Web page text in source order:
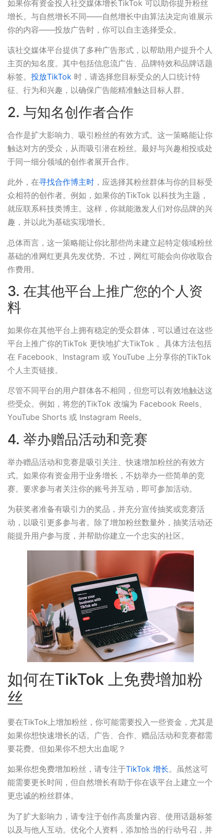
如果你有资金投入社交媒体增长TikTok 可以助你提升粉丝
增长。与自然增长不同——自然增长中由算法决定向谁展示
你的内容——投放广告时，你可以自主选择受众。
该社交媒体平台提供了多种广告形式，以帮助用户提升个人
主页的知名度。其中包括信息流广告、品牌特效和品牌话题
标签。 投放TikTok 时，请选择您目标受众的人口统计特
征、行为和兴趣，以确保广告能精准触达目标人群。
2. 与知名创作者合作
合作是扩大影响力、吸引粉丝的有效方式。这一策略能让你
触达对方的受众，从而吸引潜在粉丝。最好与兴趣相投或处
于同一细分领域的创作者展开合作。
此外，在寻找合作博主时 ，应选择其粉丝群体与你的目标受
众相符的创作者。例如，如果你的TikTok 以科技为主题，
就应联系科技类博主。这样，你就能激发人们对你品牌的兴
趣，并以此为基础实现增长。
总体而言，这一策略能让你比那些尚未建立起特定领域粉丝
基础的准网红更具先发优势。不过，网红可能会向你收取合
作费用。
3. 在其他平台上推广您的个人资
料
如果你在其他平台上拥有稳定的受众群体，可以通过在这些
平台上推广你的TikTok 更快地扩大TikTok 。具体方法包括
在 Facebook、Instagram 或 YouTube 上分享你的TikTok
个人主页链接。
尽管不同平台的用户群体各不相同，但您可以有效地触达这
些受众。例如，将您的TikTok 改编为 Facebook Reels、
YouTube Shorts 或 Instagram Reels。
4. 举办赠品活动和竞赛
举办赠品活动和竞赛是吸引关注、快速增加粉丝的有效方
式。如果你有资金用于业务增长，不妨举办一些简单的竞
赛。要求参与者关注你的账号并互动，即可参加活动。
为获奖者准备有吸引力的奖品，并充分宣传抽奖或竞赛活
动，以吸引更多参与者。除了增加粉丝数量外，抽奖活动还
能提升用户参与度，并帮助你建立一个忠实的社区。
如何在TikTok 上免费增加粉
丝
要在TikTok上增加粉丝，你可能需要投入一些资金，尤其是
如果你想快速增长的话。广告、合作、赠品活动和竞赛都需
要花费。但如果你不想大出血呢？
如果你想免费增加粉丝，请专注于TikTok 增长。虽然这可
能需要更长时间，但自然增长有助于你在该平台上建立一个
更忠诚的粉丝群体。
为了扩大影响力，请专注于创作高质量内容、使用话题标签
以及与他人互动。优化个人资料，添加恰当的行动号召，并